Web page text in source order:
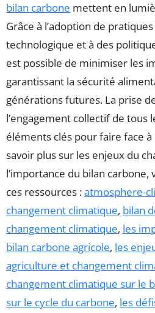
bilan carbone mettent en
Grâce à l’adoption de
technologique et à des
est possible de minimiser les
garantissant la sécurité
générations futures. La prise
l’engagement collectif de tous
éléments clés pour faire face
savoir plus sur les enjeux du
l’importance du bilan carbone,
ces ressources :atmosphere-
changement climatique, bilan
changement climatique, les
bilan carbone agricole, les
agriculture et changement
changement climatique sur le
sur le cycle du carbone, les